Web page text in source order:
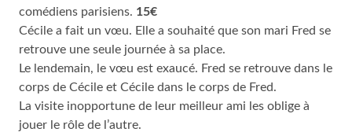
comédiens parisiens. 15€
Cécile a fait un vœu. Elle a souhaité que son mari Fred se
retrouve une seule journée à sa place.
Le lendemain, le vœu est exaucé. Fred se retrouve dans le
corps de Cécile et Cécile dans le corps de Fred.
La visite inopportune de leur meilleur ami les oblige à
jouer le rôle de l’autre.